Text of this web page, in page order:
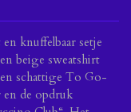
en knuffelbaar setje
beige sweatshirt
schattige To Go-
en de opdruk